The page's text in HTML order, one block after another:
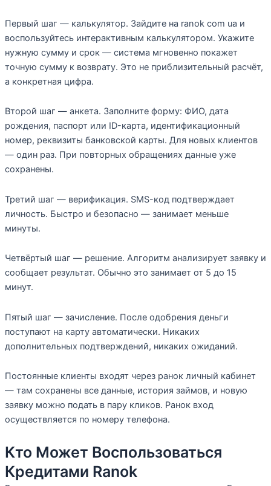
Первый шаг — калькулятор. Зайдите на ranok com ua и
воспользуйтесь интерактивным калькулятором. Укажите
нужную сумму и срок — система мгновенно покажет
точную сумму к возврату. Это не приблизительный расчёт,
а конкретная цифра.
Второй шаг — анкета. Заполните форму: ФИО, дата
рождения, паспорт или ID-карта, идентификационный
номер, реквизиты банковской карты. Для новых клиентов
— один раз. При повторных обращениях данные уже
сохранены.
Третий шаг — верификация. SMS-код подтверждает
личность. Быстро и безопасно — занимает меньше
минуты.
Четвёртый шаг — решение. Алгоритм анализирует заявку и
сообщает результат. Обычно это занимает от 5 до 15
минут.
Пятый шаг — зачисление. После одобрения деньги
поступают на карту автоматически. Никаких
дополнительных подтверждений, никаких ожиданий.
Постоянные клиенты входят через ранок личный кабинет
— там сохранены все данные, история займов, и новую
заявку можно подать в пару кликов. Ранок вход
осуществляется по номеру телефона.
Кто Может Воспользоваться
Кредитами Ranok